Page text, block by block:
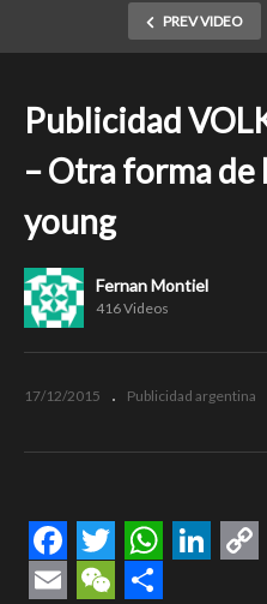
PREV VIDEO
Publicidad
– Otra forma de
young
Fernan Montiel
416 Videos
17/12/2015 Publicidad argentina
Facebook
Twitter